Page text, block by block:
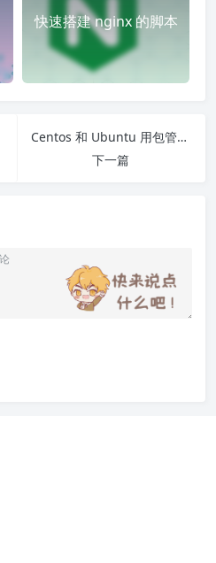
快速搭建 nginx 的脚本
Centos 和 Ubuntu 用包管理工具下载 node14
下一篇